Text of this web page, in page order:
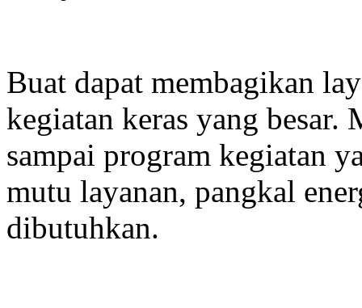
Buat dapat membagikan
kegiatan keras yang
sampai program kegiatan
mutu layanan, pangkal
dibutuhkan.